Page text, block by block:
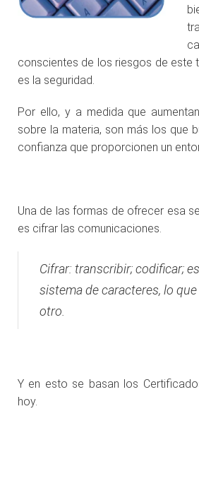
conscientes de los riesgos de este
es la seguridad.
Por ello, y a medida que
sobre la materia, son más los que
confianza que proporcionen un
Una de las formas de ofrecer esa
es cifrar las comunicaciones.
Cifrar: transcribir; codificar;
sistema de caracteres, lo
otro.
Y en esto se basan los
hoy.